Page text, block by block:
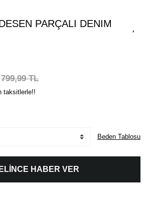
PARÇALI DENIM
799,99 TL
taksitlerle!!
Beden Tablosu
HABER VER